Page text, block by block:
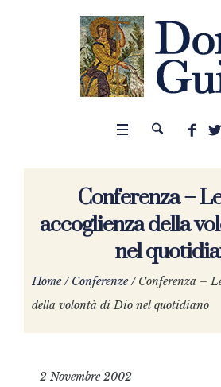
Conferenza –
accoglienza della
nel
Home /Conferenze /Conferenza –
della volontà di Dio nel quotidiano
2 Novembre 2002